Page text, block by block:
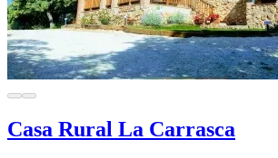
Casa Rural La Carrasca